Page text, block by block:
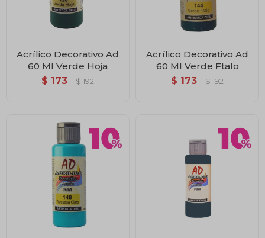
Acrílico Decorativo Ad
60 Ml Verde Hoja
$ 173 $ 192
Acrílico Decorativo Ad
60 Ml Verde Ftalo
$ 173 $ 192